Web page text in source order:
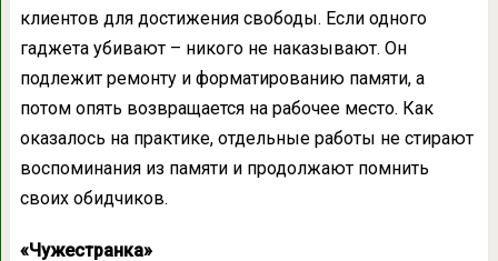
клиентов для достижения свободы. Если одного
гаджета убивают – никого не наказывают. Он
подлежит ремонту и форматированию памяти, а
потом опять возвращается на рабочее место. Как
оказалось на практике, отдельные работы не стирают
воспоминания из памяти и продолжают помнить
своих обидчиков.
«Чужестранка»